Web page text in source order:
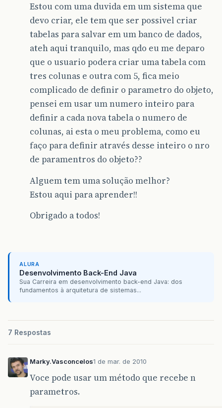
Estou com uma duvida em um sistema que
devo criar, ele tem que ser possivel criar
tabelas para salvar em um banco de dados,
ateh aqui tranquilo, mas qdo eu me deparo
que o usuario podera criar uma tabela com
tres colunas e outra com 5, fica meio
complicado de definir o parametro do objeto,
pensei em usar um numero inteiro para
definir a cada nova tabela o numero de
colunas, ai esta o meu problema, como eu
faço para definir através desse inteiro o nro
de paramentros do objeto??
Alguem tem uma solução melhor?
Estou aqui para aprender!!
Obrigado a todos!
ALURA
Desenvolvimento Back-End Java
Sua Carreira em desenvolvimento back-end Java: dos
fundamentos à arquitetura de sistemas...
7 Respostas
Marky.Vasconcelos1 de mar. de 2010
Voce pode usar um método que recebe n
parametros.